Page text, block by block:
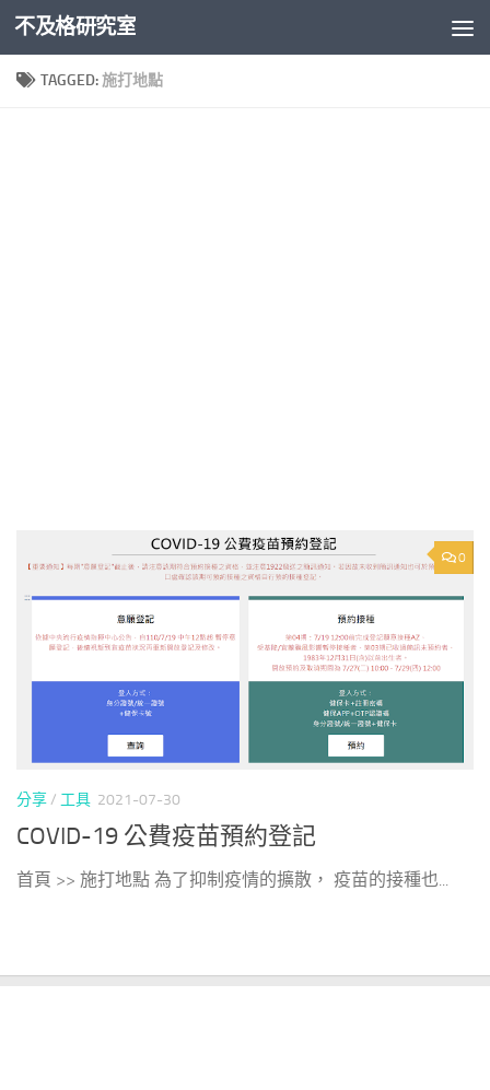
Skip to content
不及格研究室
TAGGED:施打地點
0
分享/ 工具 2021-07-30
COVID-19 公費疫苗預約登記
首頁 >> 施打地點 為了抑制疫情的擴散， 疫苗的接種也...